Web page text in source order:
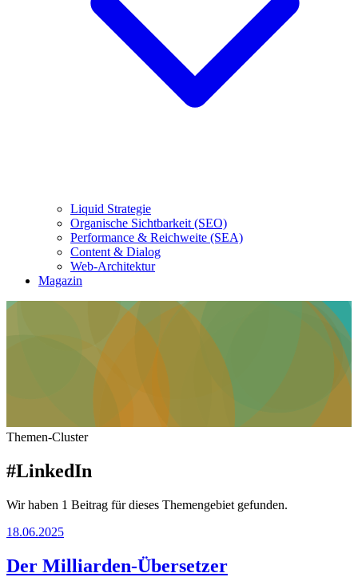
Liquid Strategie
Organische Sichtbarkeit (SEO)
Performance & Reichweite (SEA)
Content & Dialog
Web-Architektur
Magazin
Themen-Cluster
#LinkedIn
Wir haben 1 Beitrag für dieses Themengebiet gefunden.
18.06.2025
Der Milliarden-Übersetzer